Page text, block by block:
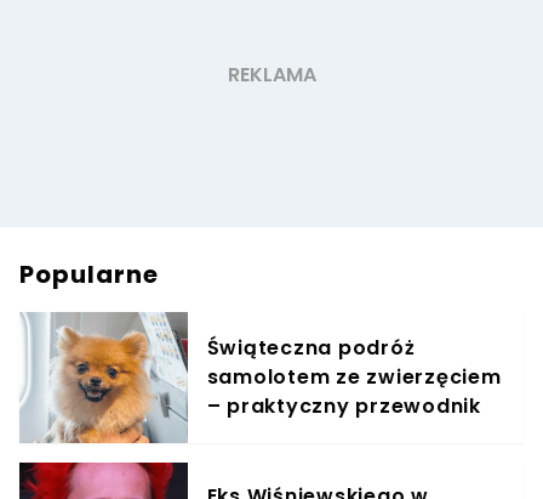
Popularne
Świąteczna podróż
samolotem ze zwierzęciem
– praktyczny przewodnik